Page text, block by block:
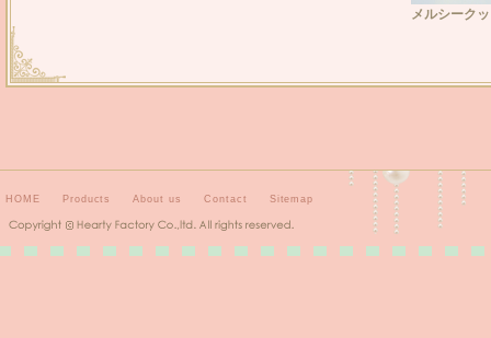
メルシーク
HOME Products About us Contact Sitemap